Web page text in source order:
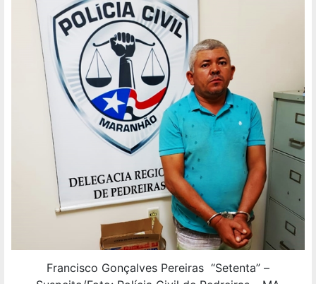
Francisco Gonçalves Pereiras “Setenta” –